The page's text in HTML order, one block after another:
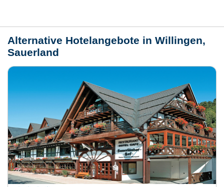
Alternative Hotelangebote in Willingen,
Sauerland